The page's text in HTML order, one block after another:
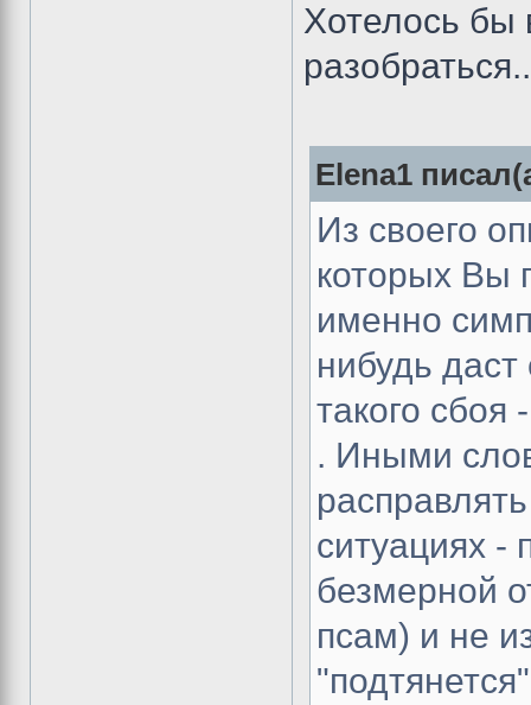
Хотелось бы
Elena1
Из своего
которых Вы
именно
нибудь
такого
. Иными
ситуациях -
безмерной
псам) и не